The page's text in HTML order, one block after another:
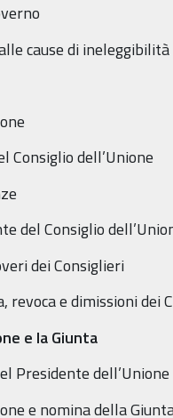
cause di
Consiglio dell’Unione
del Consiglio
dei Consiglieri
revoca e dimissioni dei
e la Giunta
Presidente dell’Unione
e nomina della